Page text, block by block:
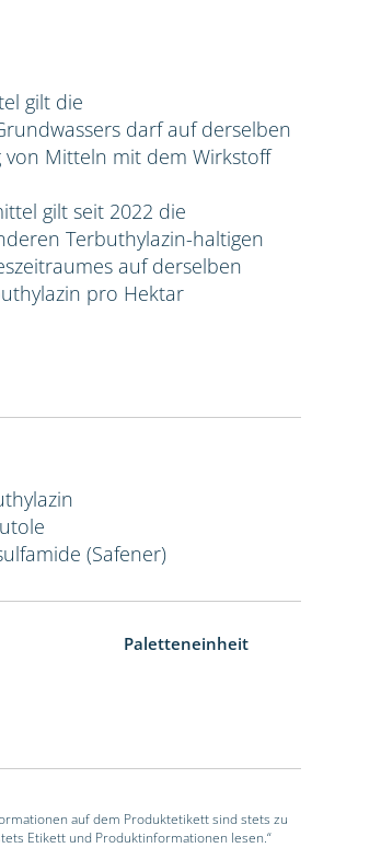
gilt die
darf auf derselben
Mitteln mit dem Wirkstoff
gilt seit 2022 die
Terbuthylazin-haltigen
auf derselben
pro Hektar
(Safener)
Paletteneinheit
auf dem Produktetikett sind stets zu
Etikett und Produktinformationen lesen.“